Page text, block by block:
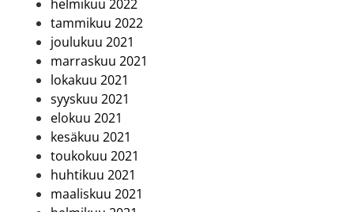
helmikuu 2022
tammikuu 2022
joulukuu 2021
marraskuu 2021
lokakuu 2021
syyskuu 2021
elokuu 2021
kesäkuu 2021
toukokuu 2021
huhtikuu 2021
maaliskuu 2021